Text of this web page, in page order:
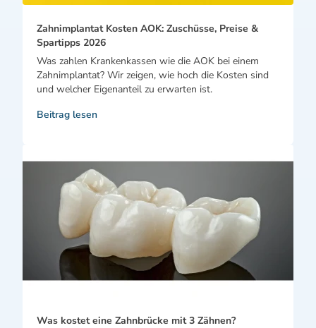
Zahnimplantat Kosten AOK: Zuschüsse, Preise &
Spartipps 2026
Was zahlen Krankenkassen wie die AOK bei einem
Zahnimplantat? Wir zeigen, wie hoch die Kosten sind
und welcher Eigenanteil zu erwarten ist.
Beitrag lesen
Was kostet eine Zahnbrücke mit 3 Zähnen?